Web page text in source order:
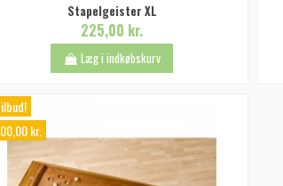
Stapelgeister XL
225,00 kr.
Læg i indkøbskurv
kr.